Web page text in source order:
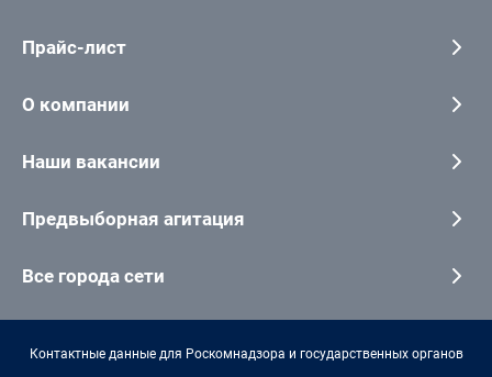
Прайс-лист
О компании
Наши вакансии
Предвыборная агитация
Все города сети
Контактные данные для Роскомнадзора и государственных органов